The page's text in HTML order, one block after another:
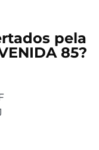
pela
85?